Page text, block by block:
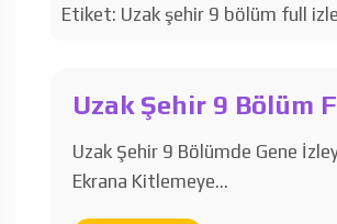
Etiket: Uzak şehir 9 bölüm full
Uzak Şehir 9 Bölüm
Uzak Şehir 9 Bölümde Gene
Ekrana Kitlemeye…